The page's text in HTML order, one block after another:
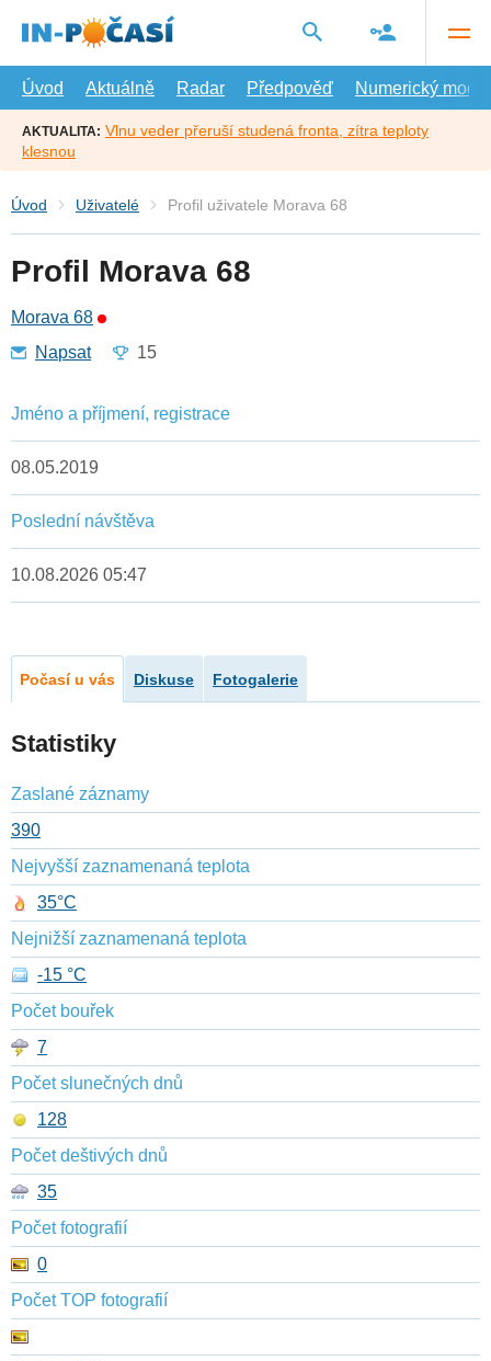
hlavní
Úvod
Aktuálně Radar Předpověď Numerický model
AKTUALITA: Vlnu veder přeruší studená fronta, zítra teploty
klesnou
Úvod Uživatelé Profil uživatele Morava 68
Profil Morava 68
Morava 68
Napsat
15
Jméno a příjmení, registrace
08.05.2019
Poslední návštěva
10.08.2026 05:47
Počasí u vás Diskuse Fotogalerie
Statistiky
Zaslané záznamy
390
Nejvyšší zaznamenaná teplota
35°C
Nejnižší zaznamenaná teplota
-15 °C
Počet bouřek
7
Počet slunečných dnů
128
Počet deštivých dnů
35
Počet fotografií
0
Počet TOP fotografií